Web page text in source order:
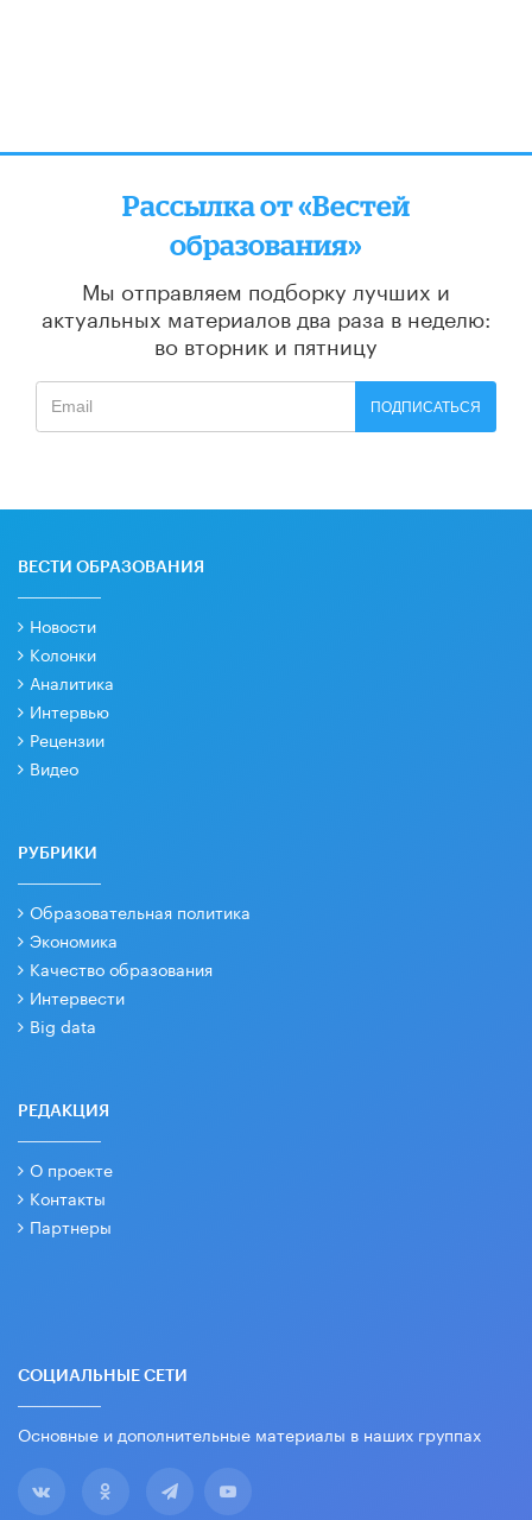
Рассылка от «Вестей
образования»
Мы отправляем подборку лучших и
актуальных материалов два раза в неделю:
во вторник и пятницу
ПОДПИСАТЬСЯ
ВЕСТИ ОБРАЗОВАНИЯ
Новости
Колонки
Аналитика
Интервью
Рецензии
Видео
РУБРИКИ
Образовательная политика
Экономика
Качество образования
Интервести
Big data
РЕДАКЦИЯ
О проекте
Контакты
Партнеры
СОЦИАЛЬНЫЕ СЕТИ
Основные и дополнительные материалы в наших группах